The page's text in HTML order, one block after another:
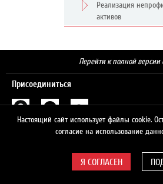
Реализация
активов
Перейти к полной версии
Присоединиться
Настоящий сайт использует файлы cookie.
согласие на использование